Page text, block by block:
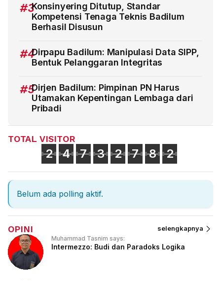
#3Konsinyering Ditutup, Standar
Kompetensi Tenaga Teknis Badilum
Berhasil Disusun
#4Dirpapu Badilum: Manipulasi Data SIPP,
Bentuk Pelanggaran Integritas
#5Dirjen Badilum: Pimpinan PN Harus
Utamakan Kepentingan Lembaga dari
Pribadi
TOTAL VISITOR
2 4 7 3 2 7 8 2
Belum ada polling aktif.
OPINI selengkapnya
Muhammad Tasnim says:
Intermezzo: Budi dan Paradoks Logika